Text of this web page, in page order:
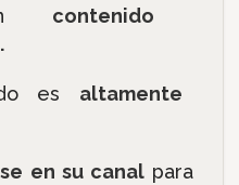
contenido
es altamente
en su canal para